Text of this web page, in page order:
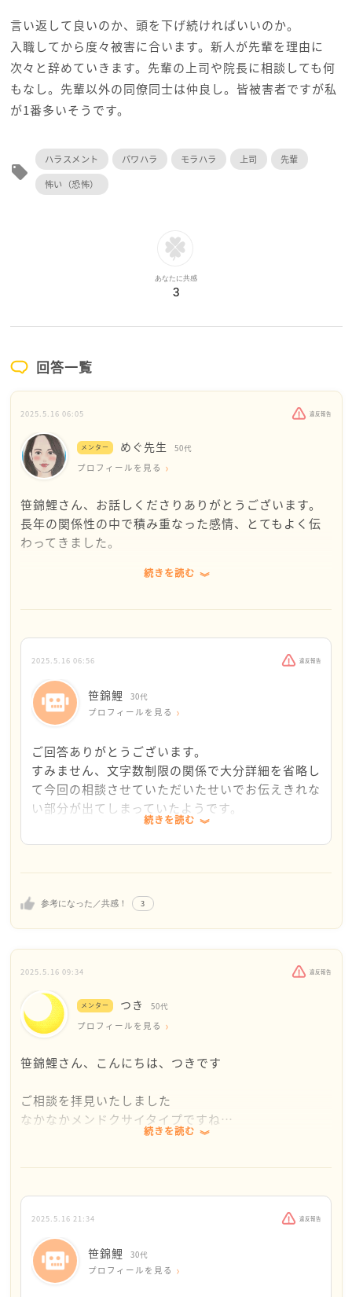
言い返して良いのか、頭を下げ続ければいいのか。
入職してから度々被害に合います。新人が先輩を理由に
次々と辞めていきます。先輩の上司や院長に相談しても何
もなし。先輩以外の同僚同士は仲良し。皆被害者ですが私
が1番多いそうです。
local_offer
ハラスメント パワハラ モラハラ 上司
先輩
怖い（恐怖）
あなたに共感
3
回答一覧
2025.5.16 06:05 違反報告
メンター めぐ先生 50代
プロフィールを見る
笹錦鯉さん、お話しくださりありがとうございます。
長年の関係性の中で積み重なった感情、とてもよく伝
わってきました。
その先輩の態度や言動が感情的に辛いものであったと
で起こりうる現象ですが、それが無言の圧や身体的接
触に繋がるのは一線を越えています。
まず、「謝るか・言い返すか」の二択に自分を閉じ込
めず、“相手の要求に振り回されすぎない対応”を選ぶ
「ご指摘ありがとうございます。確認しておきます
ね」など感情を入れず受け止めだけに留める言葉で線
を引くこと。これだけでも心理的主導権を握られにく
くなります。ここで自分の心を守ることが大切です。
また、「言葉にしない圧」は、こちらが“具体的に聞き
ますか？」と冷静に返すことで、相手の“感情の濁
心を置かず、対処と距離感を戦略的に整えることが、
これからの穏やかな働き方につながります。
これまでたくさん我慢されてきたぶん、自分の心にと
ですね。小さな一歩が、大きな安心に繋がっていきま
続きを読む
参考になった／共感！ 3
2025.5.16 06:56 違反報告
笹錦鯉 30代
プロフィールを見る
ご回答ありがとうございます。
すみません、文字数制限の関係で大分詳細を省略し
て今回の相談させていただいたせいでお伝えきれな
い部分が出てしまっていたようです。
ひとつ、また質問よろしいでしょうか？
聞き返す力”を持つことで曖昧さを剥がせます。
こちらですが、何度も先輩に試みているのですが、
その具体的すら返ってこないんです。例えば今回の
一例では実際に「早口が突き放されたように感じた
か」「私の声のトーンがいつもより低かったか」等
聞いたことをよく覚えています。ですが、先輩は
「ふふふー」と何故か笑うばかりで気に食わなかっ
た部分を教えてくれませんでした。そうした相手に
はどうすればいいでしょうか？
きます。あと、昔、私って怖い？とか○○(私)ちゃ
よ、って返すんです。彼女が望んでる言葉を言うし
かない自分にいつも吐き気がします。すみません、
質問に関係ないのに思い出したらどうしても書き込
む指が止まりませんでした。
続きを読む
2025.5.16 09:34 違反報告
メンター つき 50代
プロフィールを見る
笹錦鯉さん、こんにちは、つきです
ご相談を拝見いたしました
なかなかメンドクサイタイプですね…
先輩が優位な立場に立っていることに優越感を抱いて
を楽しんでいるようにも感じました
さて、一般的なハラスメントの対応策なのですが、
・指導と行き過ぎた指導を見極める
続きを読む
2025.5.16 21:34 違反報告
笹錦鯉 30代
プロフィールを見る